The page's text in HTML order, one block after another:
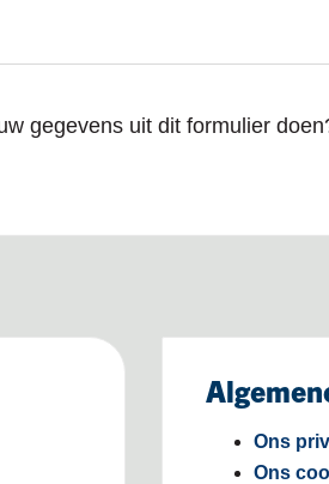
gegevens uit dit formulier
Ons
Ons